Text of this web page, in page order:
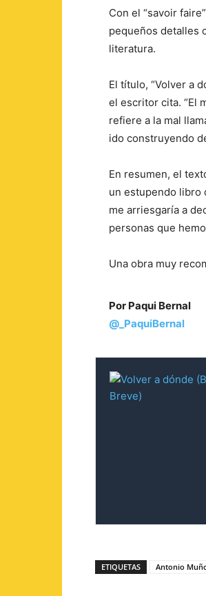
Con el “savoir
pequeños detalles
literatura.
El título, “Volver a
el escritor cita. “El
refiere a la mal
ido construyendo
En resumen, el
un estupendo libro
me arriesgaría a
personas que
Una obra muy
Por Paqui Bernal
@_PaquiBernal
ETIQUETAS Antonio